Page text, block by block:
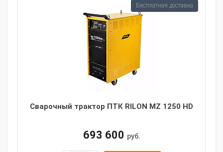
Сварочный трактор ПТК RILON MZ 1250 HD
693 600 руб.
Бесплатная доставка